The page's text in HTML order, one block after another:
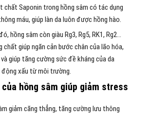
chất Saponin trong hồng sâm có tác dụng
máu, giúp làn da luôn được hồng hào.
hồng sâm còn giàu Rg3, Rg5, RK1, Rg2…
chất giúp ngăn cản bước chân của lão hóa,
giúp tăng cường sức đề kháng của da
xấu từ môi trường.
của hồng sâm giúp giảm stress
giảm căng thẳng, tăng cường lưu thông